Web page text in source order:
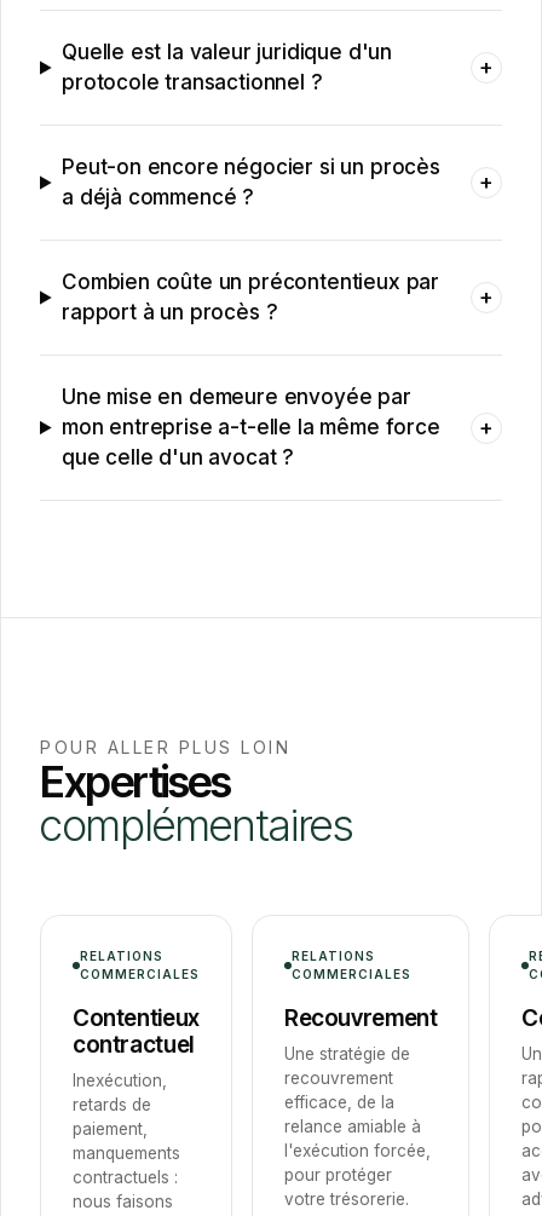
Quelle est la valeur juridique d'un
protocole transactionnel ?
+
Peut-on encore négocier si un procès
a déjà commencé ?
+
Combien coûte un précontentieux par
rapport à un procès ?
+
Une mise en demeure envoyée par
mon entreprise a-t-elle la même force
que celle d'un avocat ?
+
POUR ALLER PLUS LOIN
Expertises
complémentaires
RELATIONS
COMMERCIALES
Contentieux
contractuel
Inexécution,
retards de
paiement,
manquements
contractuels :
nous faisons
RELATIONS
COMMERCIALES
Recouvrement
Une stratégie de
recouvrement
efficace, de la
relance amiable à
l'exécution forcée,
pour protéger
votre trésorerie.